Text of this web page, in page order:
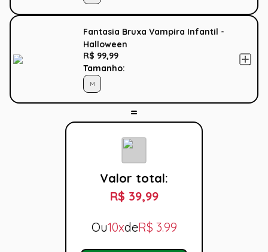
Fantasia Bruxa Vampira Infantil -
Halloween
R$ 99,99
Tamanho:
M
Valor total:
R$ 39,99
Ou10xdeR$ 3.99